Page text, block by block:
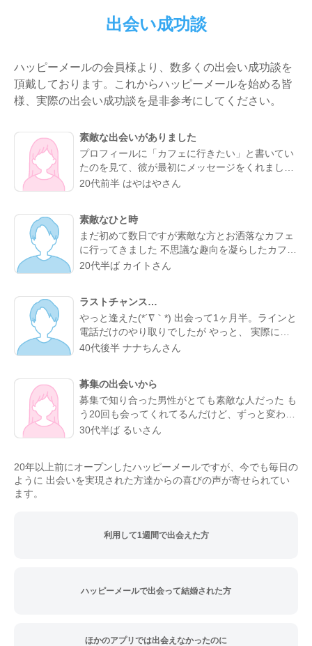
出会い成功談
ハッピーメールの会員様より、数多くの出会い成功談を
頂戴しております。これからハッピーメールを始める皆
様、実際の出会い成功談を是非参考にしてください。
素敵な出会いがありました
プロフィールに「カフェに行きたい」と書いてい
たのを見て、彼が最初にメッセージをくれまし
た。やり取りしていく中で、彼がよく行くらしい
で、私的には今までになくメッセージが盛り上が
り嬉しかったです。 カフェに誘ってもらい、実際
にお会いするととっても話しやすくて、時間があ
っという間。 少し年上でしたが、気を使わずに話
たら、思わずドキドキしました。 成功談でいいの
か…まだどうなるかはわからないけど、出会えて
よかったと思える人になりました。
20代前半 はやはやさん
素敵なひと時
まだ初めて数日ですが素敵な方とお洒落なカフェ
に行ってきました 不思議な趣向を凝らしたカフェ
で過ごす時間はとてもリラックスできました 真面
20代半ば カイトさん
ラストチャンス…
やっと逢えた(*´∇｀*) 出会って1ヶ月半。ラインと
電話だけのやり取りでしたが やっと、 実際に会
うことが叶った。 お互い会うことは諦めていまし
方でした。 ホント、大切にしたいと思った。 ま
た会う約束もできた。 こんな僕と… ありがとう(*
´∇｀*)
40代後半 ナナちんさん
募集の出会いから
募集で知り合った男性がとても素敵な人だった も
う20回も会ってくれてるんだけど、ずっと変わら
ず紳士的に癒してくれる。仕事の協力もしてくれ
思わなかったな…
30代半ば るいさん
20年以上前にオープンしたハッピーメールですが、今でも毎日の
ように 出会いを実現された方達からの喜びの声が寄せられてい
ます。
利用して1週間で出会えた方
ハッピーメールで出会って結婚された方
ほかのアプリでは出会えなかったのに